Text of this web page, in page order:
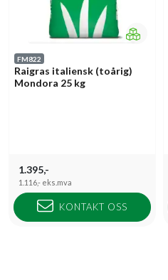
FM822
Raigras italiensk (toårig)
Mondora 25 kg
1.395,-
1.116,- eks.mva
KONTAKT OSS